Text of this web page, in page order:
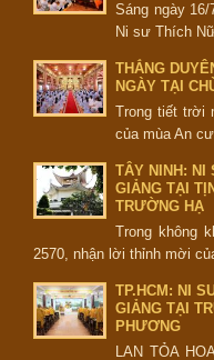
Sáng ngày
Ni sư Thích
THẮNG
NGÀY TẠI
Trong tiết trời
của mùa An
TÂY NINH: NI
GIẢNG TẠI
TRƯỜNG HẠ
Trong không
2570, nhận lời thỉnh mời
TP.HCM: NI
GIẢNG TẠI
PHƯƠNG
LAN TỎA